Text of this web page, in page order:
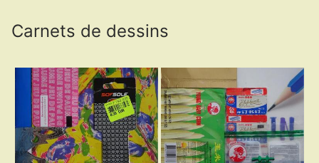
Carnets de dessins